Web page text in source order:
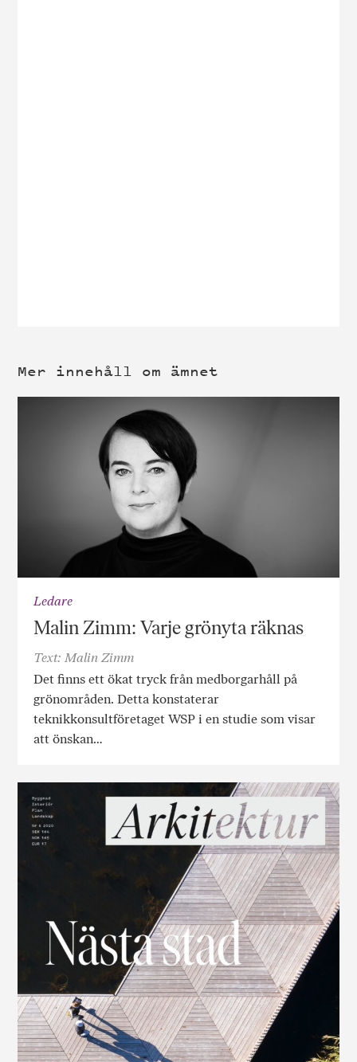
Mer innehåll om ämnet
Ledare
Malin Zimm: Varje grönyta räknas
Text: Malin Zimm
Det finns ett ökat tryck från medborgarhåll på
grönområden. Detta konstaterar
teknikkonsultföretaget WSP i en studie som visar
att önskan…